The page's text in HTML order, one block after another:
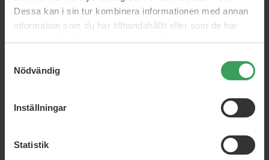
Dessa kan i sin tur kombinera informationen med annan
information som du har tillhandahållit eller som de har
Nödvändig
Inställningar
Statistik
Köp nu Köp nu